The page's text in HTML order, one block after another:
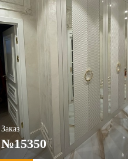
Заказ
№15350